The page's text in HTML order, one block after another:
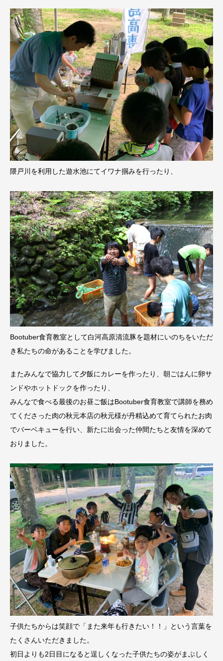
隈戸川を利用した遊水池にてイワナ掴みを行ったり、
Bootuber食育教室として白河高原清流豚を題材にいのちをいただ
き私たちの命があることを学びました。
またみんなで協力して夕飯にカレーを作ったり、朝ごはんに卵サ
ンドやホットドックを作ったり、
みんなで食べる最後のお昼ご飯はBootuber食育教室で講師を務め
てくださった肉の秋元本店の秋元様が丹精込めて育てられたお肉
でバーベキューを行い、新たに出会った仲間たちと友情を深めて
おりました。
子供たちからは笑顔で「また来年も行きたい！！」という言葉を
たくさんいただきました。
初日よりも2日目になると逞しくなった子供たちの姿がまぶしく